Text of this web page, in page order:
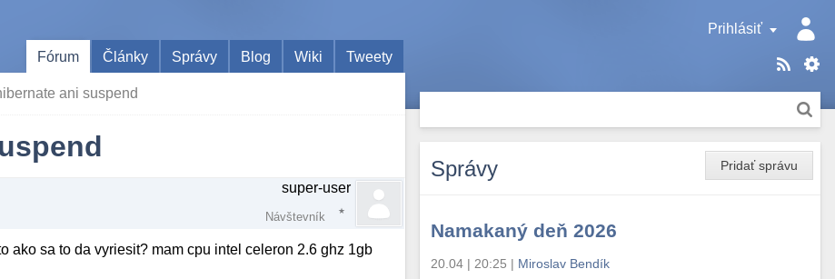
Prihlásiť
Fórum
Články Správy Blog Wiki Tweety
ani suspend
super-user
Návštevník
ako sa to da vyriesit? mam cpu intel celeron 2.6 ghz 1gb
Pridať správu
Správy
Namakaný deň 2026
20.04 | 20:25 | Miroslav Bendík